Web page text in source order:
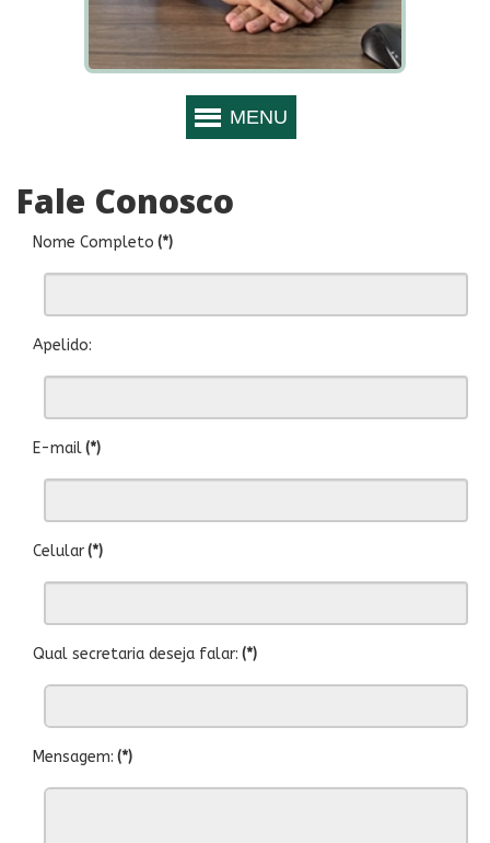
Fale Conosco
Nome Completo (*)
Apelido:
E-mail(*)
Celular(*)
Qual secretaria deseja falar: (*)
Mensagem: (*)